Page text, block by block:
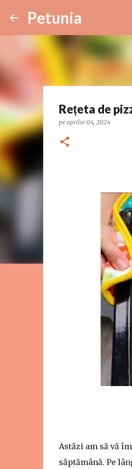
Petunia
Rețeta de
pe aprilie 04, 2024
Astăzi am să vă
săptămână. Pe